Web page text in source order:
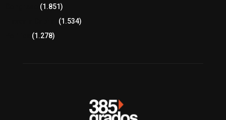
(1.851)
(1.534)
(1.278)